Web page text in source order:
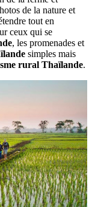
de la nature et
tout en
ceux qui se
, les promenades et
simples mais
rural Thaïlande.